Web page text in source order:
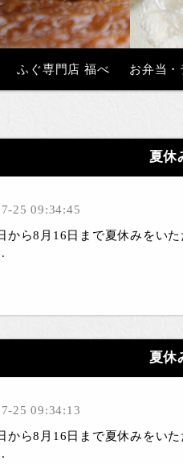
ふぐ専門店 福べ お弁当・
夏休
25 09:34:45
から8月16日まで夏休みをい
夏休
25 09:34:13
から8月16日まで夏休みをい